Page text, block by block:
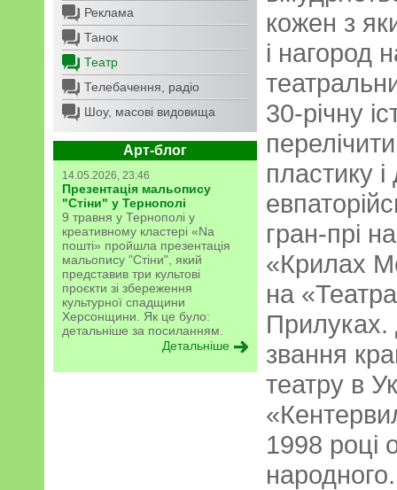
Реклама
Танок
Театр
Телебачення, радіо
Шоу, масові видовища
Арт-блог
14.05.2026, 23:46
Презентація мальопису
"Стіни" у Тернополі
9 травня у Тернополі у
креативному кластері «Na
пошті» пройшла презентація
мальопису "Стіни", який
представив три культові
проєкти зі збереження
культурної спадщини
Херсонщини. Як це було:
детальніше за посиланням.
Детальніше
кожен з
і нагород
30-річну
пластику
гран-прі
«Крилах
на
Прилуках.
звання
театру в
1998 році
народного.